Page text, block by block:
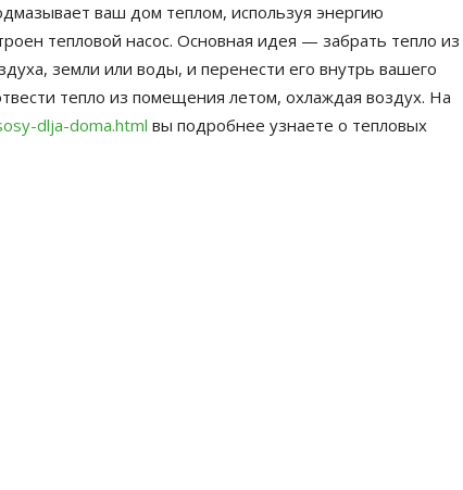
ваш дом теплом, используя энергию
тепловой насос. Основная идея — забрать тепло из
земли или воды, и перенести его внутрь вашего
тепло из помещения летом, охлаждая воздух. На
dlja-doma.html вы подробнее узнаете о тепловых